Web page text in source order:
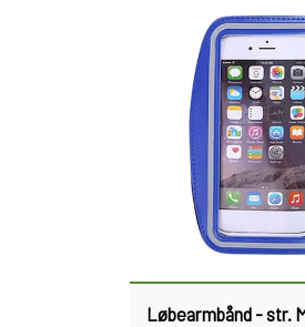
Løbearmbånd - str.